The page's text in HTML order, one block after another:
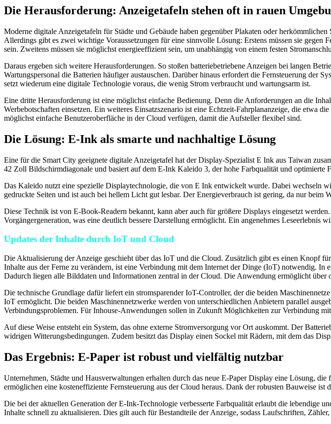
Die Herausforderung: Anzeigetafeln stehen oft in rauen
Moderne digitale Anzeigetafeln für Städte und Gebäude haben gegenüber Plakaten oder
Allerdings gibt es zwei wichtige Voraussetzungen für eine sinnvolle Lösung: Erstens müssen sie
sein. Zweitens müssen sie möglichst energieeffizient sein, um unabhängig von einem festen
Daraus ergeben sich weitere Herausforderungen. So stoßen batteriebetriebene Anzeigen bei langen
Wartungspersonal die Batterien häufiger austauschen. Darüber hinaus erfordert die Fernsteuerung der
setzt wiederum eine digitale Technologie voraus, die wenig Strom verbraucht und wartungsarm ist.
Eine dritte Herausforderung ist eine möglichst einfache Bedienung. Denn die Anforderungen an die
Werbebotschaften einsetzen. Ein weiteres Einsatzszenario ist eine Echtzeit-Fahrplananzeige, die etwa
möglichst einfache Benutzeroberfläche in der Cloud verfügen, damit die Aufsteller flexibel sind.
Die Lösung: E-Ink als smarte und nachhaltige Lösung
Eine für die Smart City geeignete digitale Anzeigetafel hat der Display-Spezialist E Ink aus Taiwan
42 Zoll Bildschirmdiagonale und basiert auf dem E-Ink Kaleido 3, der hohe Farbqualität und optimierte
Das Kaleido nutzt eine spezielle Displaytechnologie, die von E Ink entwickelt wurde. Dabei wechseln
gedruckte Seiten und ist auch bei hellem Licht gut lesbar. Der Energieverbrauch ist gering, da nur beim
Diese Technik ist von E-Book-Readern bekannt, kann aber auch für größere Displays eingesetzt
Vorgängergeneration, was eine deutlich bessere Darstellung ermöglicht. Ein angenehmes
Updates der Inhalte durch IoT und Cloud
Die Aktualisierung der Anzeige geschieht über das IoT und die Cloud. Zusätzlich gibt es einen Knopf
Inhalte aus der Ferne zu verändern, ist eine Verbindung mit dem Internet der Dinge (IoT) notwendig.
Dadurch liegen alle Bilddaten und Informationen zentral in der Cloud. Die Anwendung ermöglicht
Die technische Grundlage dafür liefert ein stromsparender IoT-Controller, der die beiden
IoT ermöglicht. Die beiden Maschinennetzwerke werden von unterschiedlichen Anbietern parallel
Verbindungsproblemen. Für Inhouse-Anwendungen sollen in Zukunft Möglichkeiten zur Verbindung
Auf diese Weise entsteht ein System, das ohne externe Stromversorgung vor Ort auskommt. Der
widrigen Witterungsbedingungen. Zudem besitzt das Display einen Sockel mit Rädern, mit dem das
Das Ergebnis: E-Paper ist robust und vielfältig nutzbar
Unternehmen, Städte und Hausverwaltungen erhalten durch das neue E-Paper Display eine Lösung,
ermöglichen eine kosteneffiziente Fernsteuerung aus der Cloud heraus. Dank der robusten Bauweise ist
Die bei der aktuellen Generation der E-Ink-Technologie verbesserte Farbqualität erlaubt die lebendige
Inhalte schnell zu aktualisieren. Dies gilt auch für Bestandteile der Anzeige, sodass Laufschriften,